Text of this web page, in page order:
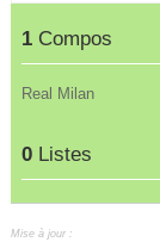
1 Compos
Real Milan
0 Listes
Mise à jour :